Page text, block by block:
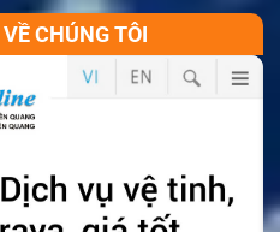
CHÚNG TÔI